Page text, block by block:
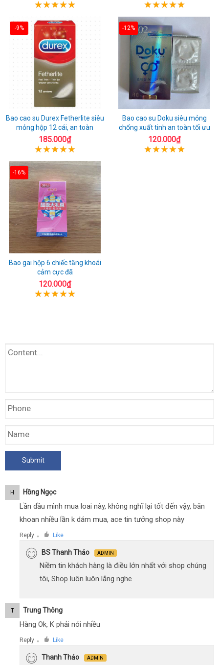
-9%
Bao cao su Durex Fetherlite siêu
mỏng hộp 12 cái, an toàn
185.000₫
-12%
Bao cao su Doku siêu mỏng
chống xuất tinh an toàn tối ưu
120.000₫
-16%
Bao gai hộp 6 chiếc tăng khoái
cảm cực đã
120.000₫
H Hồng Ngọc
Lần dầu mình mua loai này, không nghĩ lại tốt đến vậy, băn
khoan nhiều lần k dám mua, ace tin tưởng shop này
Reply ● Like
BS Thanh Thảo ADMIN
Niềm tin khách hàng là điều lớn nhất với shop chúng
tôi, Shop luôn luôn lắng nghe
T Trung Thông
Hàng Ok, K phải nói nhiều
Reply ● Like
Thanh Thảo ADMIN